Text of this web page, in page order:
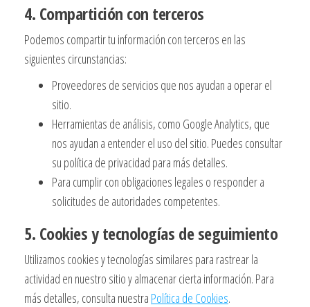
4. Compartición con terceros
Podemos compartir tu información con terceros en las
siguientes circunstancias:
Proveedores de servicios que nos ayudan a operar el
sitio.
Herramientas de análisis, como Google Analytics, que
nos ayudan a entender el uso del sitio. Puedes consultar
su política de privacidad para más detalles.
Para cumplir con obligaciones legales o responder a
solicitudes de autoridades competentes.
5. Cookies y tecnologías de seguimiento
Utilizamos cookies y tecnologías similares para rastrear la
actividad en nuestro sitio y almacenar cierta información. Para
más detalles, consulta nuestra Política de Cookies.